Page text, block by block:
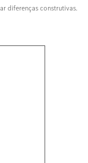
diferenças construtivas.